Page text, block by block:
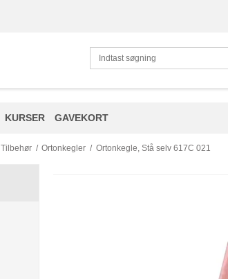
KURSER GAVEKORT
Tilbehør / Ortonkegler / Ortonkegle, Stå selv 617C 021